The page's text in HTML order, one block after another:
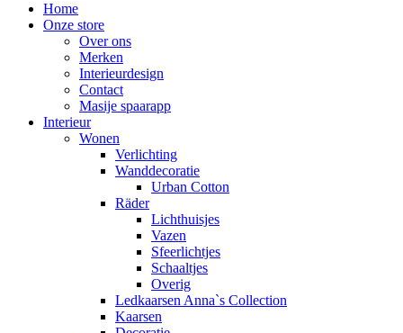
Home
Onze store
Over ons
Merken
Interieurdesign
Contact
Masije spaarapp
Interieur
Wonen
Verlichting
Wanddecoratie
Urban Cotton
Räder
Lichthuisjes
Vazen
Sfeerlichtjes
Schaaltjes
Overig
Ledkaarsen Anna`s Collection
Kaarsen